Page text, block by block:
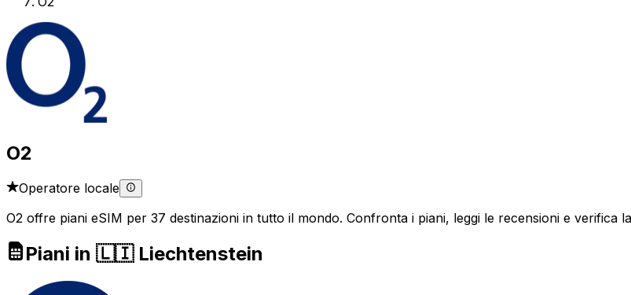
O2
Operatore locale
O2 offre piani eSIM per 37 destinazioni in tutto il mondo. Confronta i piani, leggi le recensioni e
Piani in 🇱🇮 Liechtenstein